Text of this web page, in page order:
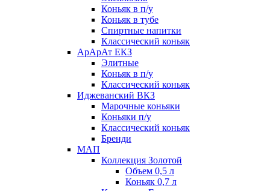
Коньяк в п/у
Коньяк в тубе
Спиртные напитки
Классический коньяк
АрАрАт ЕКЗ
Элитные
Коньяк в п/у
Классический коньяк
Иджеванский ВКЗ
Марочные коньяки
Коньяки п/у
Классический коньяк
Бренди
МАП
Коллекция Золотой
Объем 0,5 л
Коньяк 0,7 л